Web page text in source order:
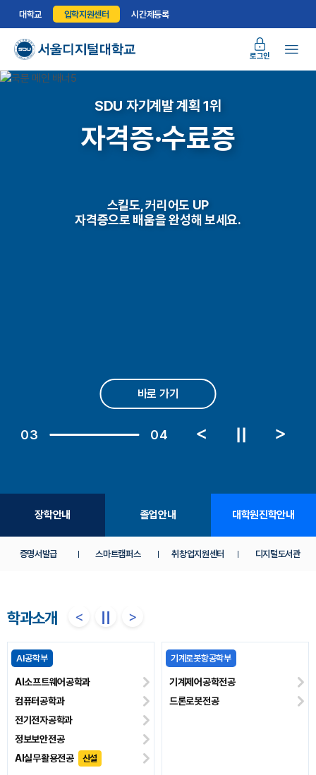
대학교 입학지원센터 시간제등록
로그인
SDU 자기계발 계획 1위
자격증·수료증
스킬도, 커리어도 UP
자격증으로 배움을 완성해 보세요.
바로 가기
03 04 < >
장학안내 졸업안내 대학원진학안내
증명서발급 스마트캠퍼스 취창업지원센터 디지털도서관
학과소개 < >
경영자산관리학부
경영학과
세무회계학과
부동산학과
법학부 신설
법학과